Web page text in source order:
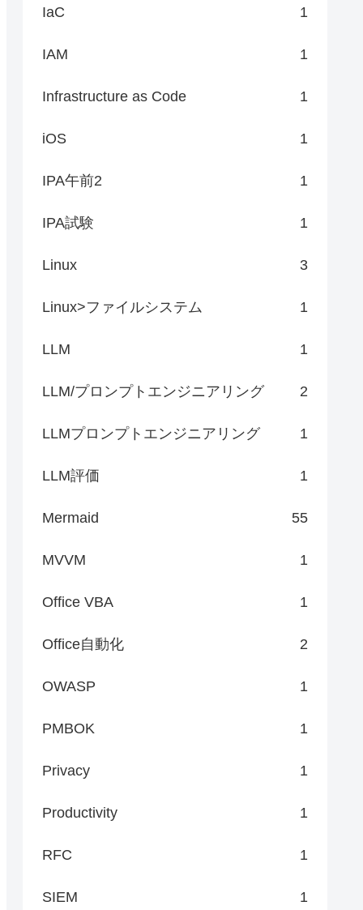
IaC 1
IAM 1
Infrastructure as Code 1
iOS 1
IPA午前2 1
IPA試験 1
Linux 3
Linux>ファイルシステム 1
LLM 1
LLM/プロンプトエンジニアリング 2
LLMプロンプトエンジニアリング 1
LLM評価 1
Mermaid 55
MVVM 1
Office VBA 1
Office自動化 2
OWASP 1
PMBOK 1
Privacy 1
Productivity 1
RFC 1
SIEM 1